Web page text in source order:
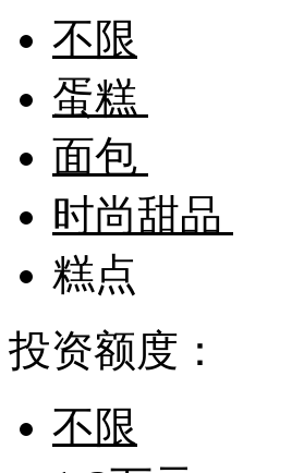
不限
蛋糕
面包
时尚甜品
糕点
投资额度：
不限